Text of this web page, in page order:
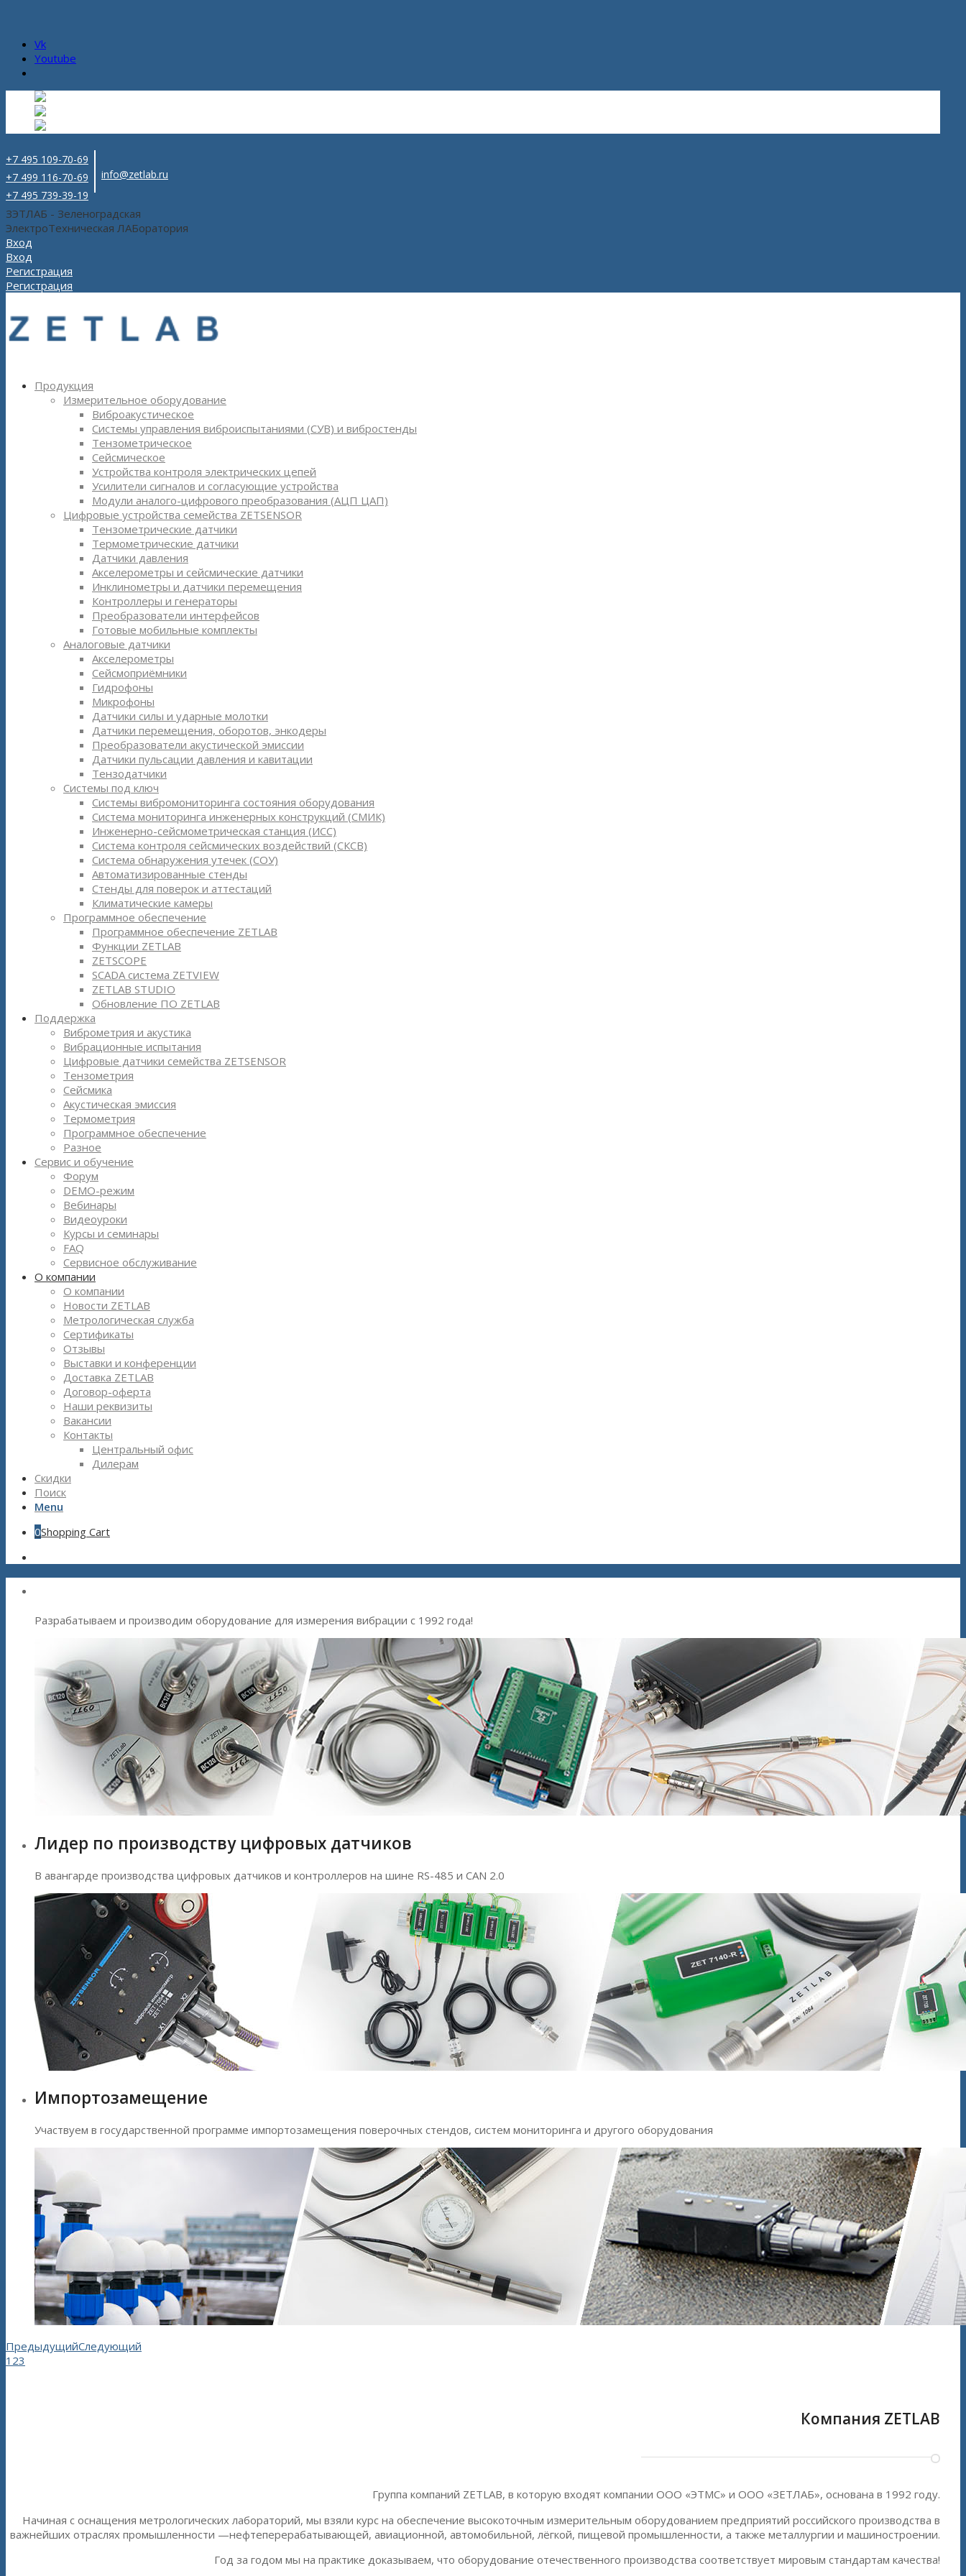
Vk
Youtube
+7 495 109-70-69
+7 499 116-70-69
+7 495 739-39-19
info@zetlab.ru
ЗЭТЛАБ - Зеленоградская
ЭлектроТехническая ЛАБоратория
Вход
Вход
Регистрация
Регистрация
Продукция
Измерительное оборудование
Виброакустическое
Системы управления виброиспытаниями (СУВ) и вибростенды
Тензометрическое
Сейсмическое
Устройства контроля электрических цепей
Усилители сигналов и согласующие устройства
Модули аналого-цифрового преобразования (АЦП ЦАП)
Цифровые устройства семейства ZETSENSOR
Тензометрические датчики
Термометрические датчики
Датчики давления
Акселерометры и сейсмические датчики
Инклинометры и датчики перемещения
Контроллеры и генераторы
Преобразователи интерфейсов
Готовые мобильные комплекты
Аналоговые датчики
Акселерометры
Сейсмоприёмники
Гидрофоны
Микрофоны
Датчики силы и ударные молотки
Датчики перемещения, оборотов, энкодеры
Преобразователи акустической эмиссии
Датчики пульсации давления и кавитации
Тензодатчики
Системы под ключ
Системы вибромониторинга состояния оборудования
Система мониторинга инженерных конструкций (СМИК)
Инженерно-сейсмометрическая станция (ИСС)
Система контроля сейсмических воздействий (СКСВ)
Система обнаружения утечек (СОУ)
Автоматизированные стенды
Стенды для поверок и аттестаций
Климатические камеры
Программное обеспечение
Программное обеспечение ZETLAB
Функции ZETLAB
ZETSCOPE
SCADA система ZETVIEW
ZETLAB STUDIO
Обновление ПО ZETLAB
Поддержка
Виброметрия и акустика
Вибрационные испытания
Цифровые датчики семейства ZETSENSOR
Тензометрия
Сейсмика
Акустическая эмиссия
Термометрия
Программное обеспечение
Разное
Сервис и обучение
Форум
DEMO-режим
Вебинары
Видеоуроки
Курсы и семинары
FAQ
Сервисное обслуживание
О компании
О компании
Новости ZETLAB
Метрологическая служба
Сертификаты
Отзывы
Выставки и конференции
Доставка ZETLAB
Договор-оферта
Наши реквизиты
Вакансии
Контакты
Центральный офис
Дилерам
Скидки
Поиск
Menu
0Shopping Cart
Разрабатываем и производим оборудование для измерения вибрации с 1992 года!
Лидер по производству цифровых датчиков
В авангарде производства цифровых датчиков и контроллеров на шине RS-485 и CAN 2.0
Импортозамещение
Участвуем в государственной программе импортозамещения поверочных стендов, систем мониторинга и другого оборудования
ПредыдущийСледующий
1 23
Компания ZETLAB
Группа компаний ZETLAB, в которую входят компании ООО «ЭТМС» и ООО «ЗЕТЛАБ», основана в 1992 году.
Начиная с оснащения метрологических лабораторий, мы взяли курс на обеспечение высокоточным измерительным оборудованием предприятий российского производства в
важнейших отраслях промышленности —нефтеперерабатывающей, авиационной, автомобильной, лёгкой, пищевой промышленности, а также металлургии и машиностроении.
Год за годом мы на практике доказываем, что оборудование отечественного производства соответствует мировым стандартам качества!